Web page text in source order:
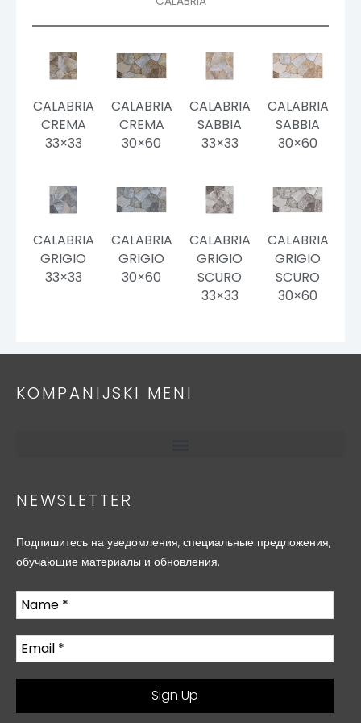
CALABRIA
CREMA
33×33
CALABRIA
CREMA
30×60
CALABRIA
SABBIA
33×33
CALABRIA
SABBIA
30×60
CALABRIA
GRIGIO
33×33
CALABRIA
GRIGIO
30×60
CALABRIA
GRIGIO
SCURO
33×33
CALABRIA
GRIGIO
SCURO
30×60
KOMPANIJSKI MENI
NEWSLETTER
Подпишитесь на уведомления, специальные предложения,
обучающие материалы и обновления.